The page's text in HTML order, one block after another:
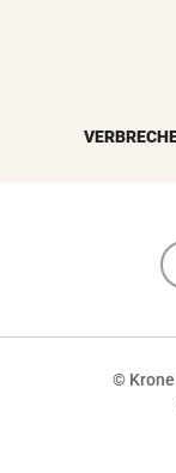
© Krone